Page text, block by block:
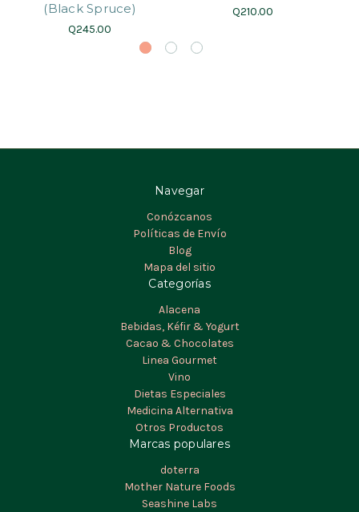
(Black Spruce)
Q245.00
Q210.00
Navegar
Conózcanos
Políticas de Envío
Blog
Mapa del sitio
Categorías
Alacena
Bebidas, Kéfir & Yogurt
Cacao & Chocolates
Linea Gourmet
Vino
Dietas Especiales
Medicina Alternativa
Otros Productos
Marcas populares
doterra
Mother Nature Foods
Seashine Labs